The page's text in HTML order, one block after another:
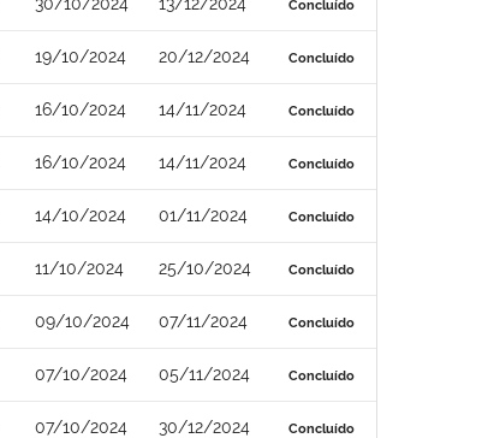
Concluído
19/10/2024 20/12/2024 Concluído
16/10/2024 14/11/2024 Concluído
16/10/2024 14/11/2024 Concluído
14/10/2024 01/11/2024 Concluído
11/10/2024 25/10/2024 Concluído
09/10/2024 07/11/2024 Concluído
07/10/2024 05/11/2024 Concluído
07/10/2024 30/12/2024 Concluído